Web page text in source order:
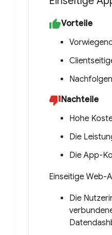
Vorteile
Nachteile
Hohe
Die
Die App-
Einseitige Web-
Die